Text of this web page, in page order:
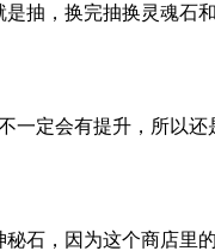
抽，换完抽换灵魂石
定会有提升，所以
石，因为这个商店里